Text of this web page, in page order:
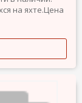
на яхте.Цена